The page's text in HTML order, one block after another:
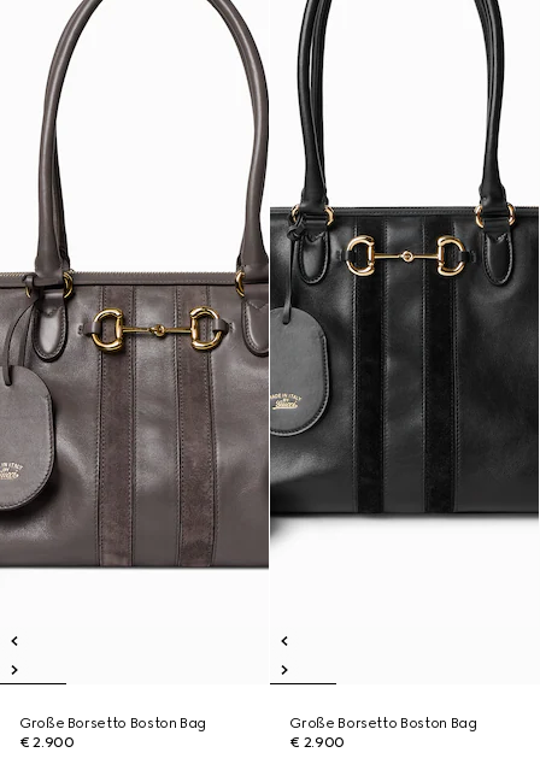
Große Borsetto Boston Bag
€ 2.900
Große Borsetto Boston Bag
€ 2.900